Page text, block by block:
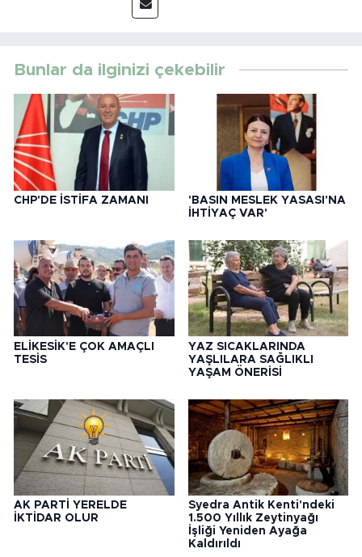
Bunlar da ilginizi çekebilir
CHP'DE İSTİFA ZAMANI
'BASIN MESLEK YASASI'NA
İHTİYAÇ VAR'
ELİKESİK'E ÇOK AMAÇLI
TESİS
YAZ SICAKLARINDA
YAŞLILARA SAĞLIKLI
YAŞAM ÖNERİSİ
AK PARTİ YERELDE
İKTİDAR OLUR
Syedra Antik Kenti'ndeki
1.500 Yıllık Zeytinyağı
İşliği Yeniden Ayağa
Kaldırıldı